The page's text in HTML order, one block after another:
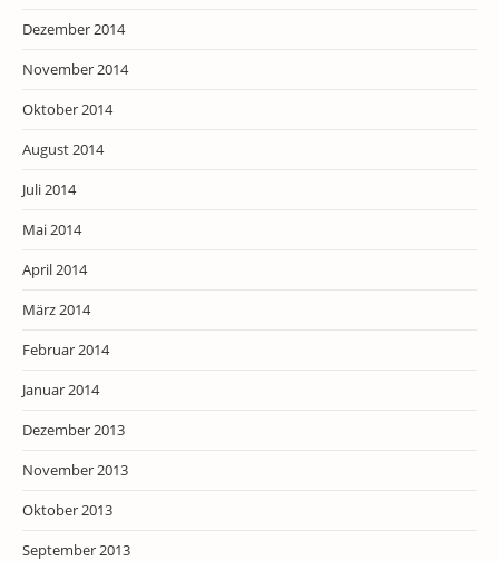
Dezember 2014
November 2014
Oktober 2014
August 2014
Juli 2014
Mai 2014
April 2014
März 2014
Februar 2014
Januar 2014
Dezember 2013
November 2013
Oktober 2013
September 2013